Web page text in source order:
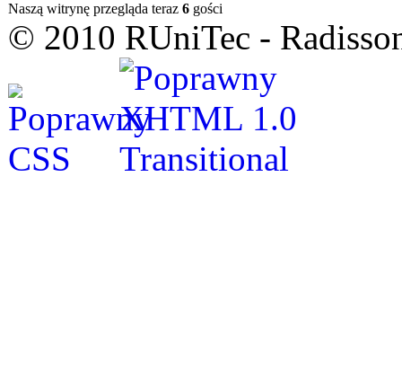
Naszą witrynę przegląda teraz 6gości
© 2010 RUniTec -